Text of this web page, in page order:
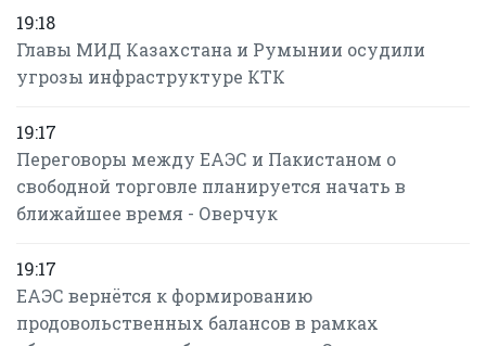
19:18
Главы МИД Казахстана и Румынии осудили
угрозы инфраструктуре КТК
19:17
Переговоры между ЕАЭС и Пакистаном о
свободной торговле планируется начать в
ближайшее время - Оверчук
19:17
ЕАЭС вернётся к формированию
продовольственных балансов в рамках